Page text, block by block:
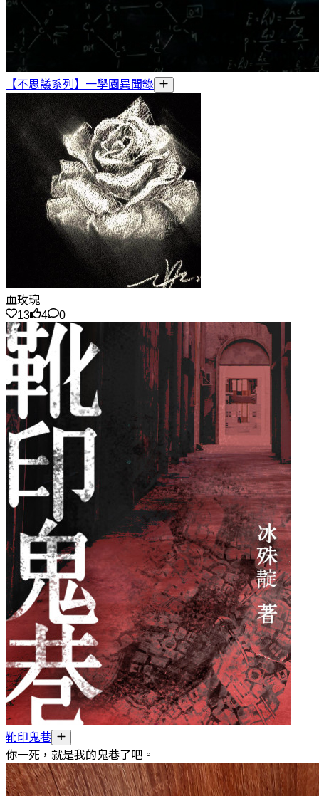
【不思議系列】一學園異聞錄
血玫瑰
13
4 0
靴印鬼巷
你一死，就是我的鬼巷了吧。